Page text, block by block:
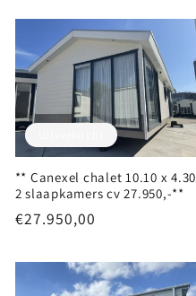
l
e
c
t
i
e
:
** Canexel chalet 10.10 x 4.30
2 slaapkamers cv 27.950,-**
Normale
€27.950,00